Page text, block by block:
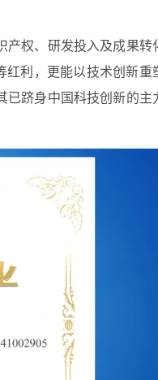
产权、研发投入及成果转
红利，更能以技术创新重
已跻身中国科技创新的主